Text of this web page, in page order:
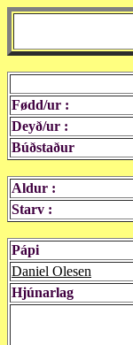
Fødd/ur :
Deyð/ur :
Búðstaður
Aldur :
Starv :
Pápi
Daniel Olesen
Hjúnarlag